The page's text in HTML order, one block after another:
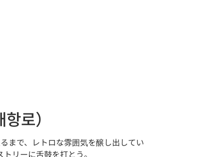
로）
まで、レトロな雰囲気を醸し出してい
リーに舌鼓を打とう。